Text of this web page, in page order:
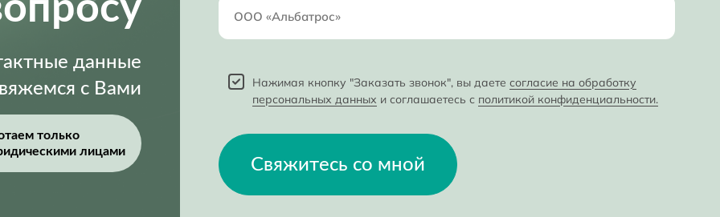
данные
с Вами
только
лицами
Нажимая кнопку "Заказать звонок", вы даете согласие на обработку
персональных данных и соглашаетесь с политикой конфиденциальности.
Свяжитесь со мной